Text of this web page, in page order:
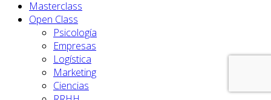
Masterclass
Open Class
Psicología
Empresas
Logística
Marketing
Ciencias